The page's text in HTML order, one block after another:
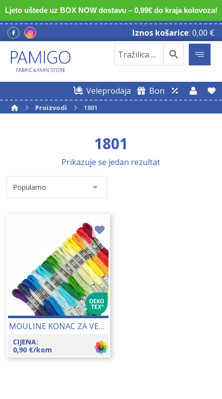
Ljeto uštede uz BOX NOW dostavu – 0,99€ do kraja kolovoza!
Iznos košarice: 0,00 €
Veleprodaja Bon
Proizvodi 1801
1801
Prikazuje se jedan rezultat
MOULINE KONAC ZA VEZENJE 25148
CIJENA:
0,90 €/kom